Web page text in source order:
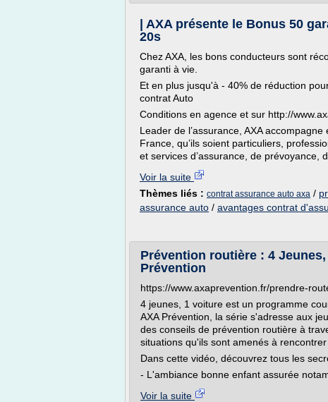
| AXA présente le Bonus 50
20s
Chez AXA, les bons conducteurs sont
garanti à vie.
Et en plus jusqu'à - 40% de réduction
contrat Auto
Conditions en agence et sur http://
Leader de l’assurance, AXA
France, qu’ils soient particuliers,
et services d’assurance, de prévoyance,
Voir la suite
Thèmes liés : contrat assurance auto axa /
assurance auto / avantages contrat
Prévention routière : 4
Prévention
https://www.axaprevention.fr/prendre-
4 jeunes, 1 voiture est un programme
AXA Prévention, la série s'adresse aux
des conseils de prévention routière à
situations qu'ils sont amenés à rencontrer
Dans cette vidéo, découvrez tous les
- L'ambiance bonne enfant assurée
Voir la suite